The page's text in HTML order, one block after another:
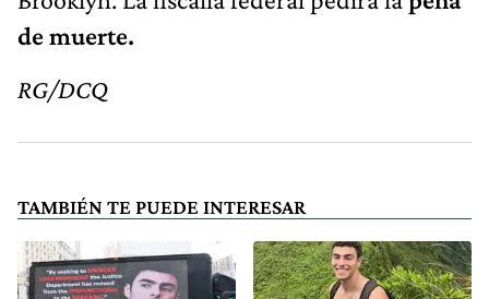
de muerte.
RG/DCQ
TAMBIÉN TE PUEDE INTERESAR